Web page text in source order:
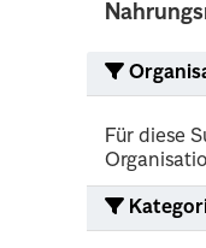
Für diese